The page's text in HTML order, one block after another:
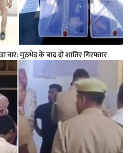
मुठभेड़ के बाद दो शातिर गिरफ्तार